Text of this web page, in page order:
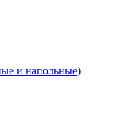
и напольные)